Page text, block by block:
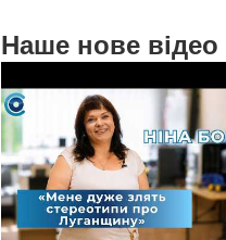
Наше нове відео